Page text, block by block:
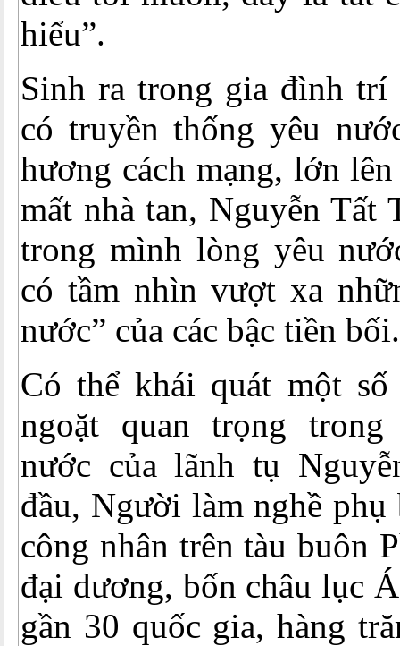
hiểu”.
Sinh ra trong gia đình trí
có truyền thống yêu
hương cách mạng, lớn
mất nhà tan, Nguyễn Tất
trong mình lòng yêu
có tầm nhìn vượt xa
nước” của các bậc tiền bối.
Có thể khái quát một
ngoặt quan trọng
nước của lãnh tụ
đầu, Người làm nghề phụ
công nhân trên tàu buôn
đại dương, bốn châu lục
gần 30 quốc gia, hàng